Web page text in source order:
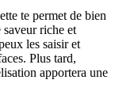
te permet de bien
riche et
les saisir et
Plus tard,
apportera une